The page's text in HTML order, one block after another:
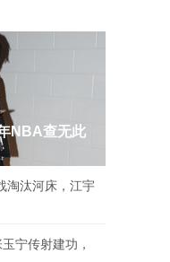
NBA查无此
淘汰河床，江宇
宁传射建功，